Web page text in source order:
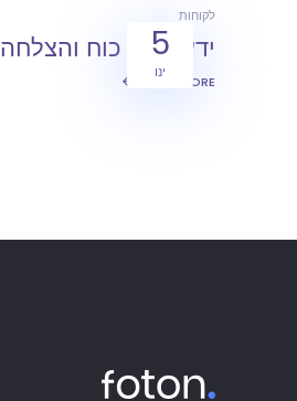
5
ינו
לקוחות
ידע שווה כוח והצלחה
READ MORE